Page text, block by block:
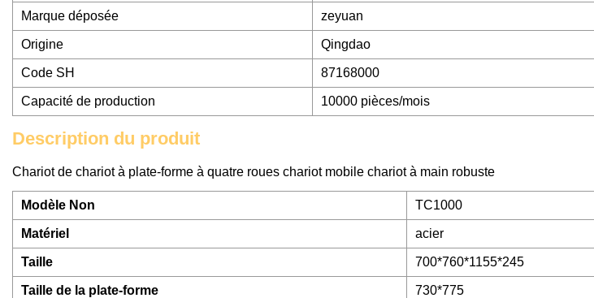
Marque déposée zeyuan
Origine Qingdao
Code SH 87168000
Capacité de production 10000 pièces/mois
Description du produit
Chariot de chariot à plate-forme à quatre roues chariot mobile chariot à main robuste
Modèle Non TC1000
Matériel acier
Taille 700*760*1155*245
Taille de la plate-forme 730*775